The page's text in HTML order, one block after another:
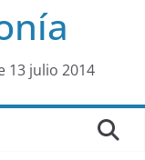
13 julio 2014